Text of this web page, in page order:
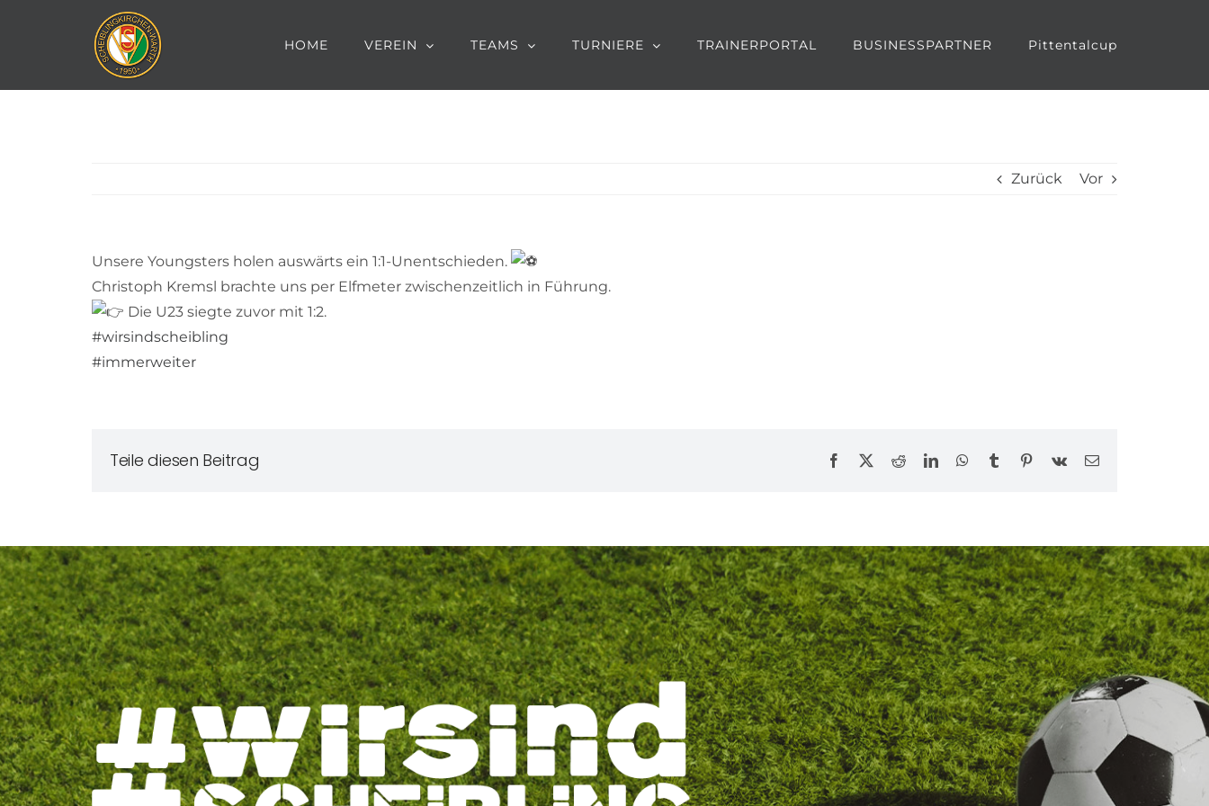
HOME VEREIN TEAMS TURNIERE TRAINERPORTAL BUSINESSPARTNER Pittentalcup
Zurück Vor
Unsere Youngsters holen auswärts ein 1:1-Unentschieden.
Christoph Kremsl brachte uns per Elfmeter zwischenzeitlich in Führung.
Die U23 siegte zuvor mit 1:2.
#wirsindscheibling
#immerweiter
Teile diesen Beitrag Facebook RedditLinkedInWhatsApp
Tumblr Pinterest
Vk
E-